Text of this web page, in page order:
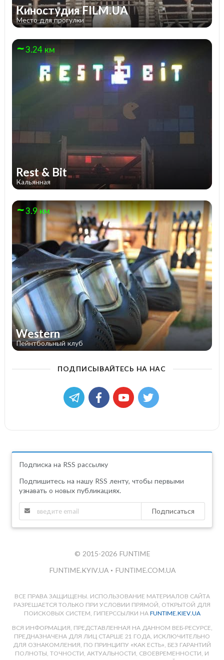
Киностудия FILM.UA
Место для прогулки
3.24 км
Rest & Bit
Кальянная
3.9 км
Western
Пейнтбольный клуб
ПОДПИСЫВАЙТЕСЬ НА НАС
Подписка на RSS рассылку
Подпишитесь на нашу RSS ленту, чтобы первыми
узнавать о новых публикациях.
Подписаться
© 2015-2026 FUNTIME
FUNTIME.KYIV.UA • FUNTIME.COM.UA
ВСЕ ПРАВА ЗАЩИЩЕНЫ. ИСПОЛЬЗОВАНИЕ МАТЕРИАЛОВ САЙТА
РАЗРЕШАЕТСЯ ТОЛЬКО ПРИ УСЛОВИИ ПРЯМОЙ, ОТКРЫТОЙ ДЛЯ
ПОИСКОВЫХ СИСТЕМ, ГИПЕРССЫЛКИ НА FUNTIME.KIEV.UA
ВСЯ ИНФОРМАЦИЯ, ПРЕДСТАВЛЕННАЯ НА ДАННОМ ВЕБ-РЕСУРСЕ,
ПРЕДНАЗНАЧЕНА ДЛЯ ЛИЦ СТАРШЕ 21 ГОДА, ИСКЛЮЧИТЕЛЬНО
ДЛЯ ОЗНАКОМЛЕНИЯ, ПО ПРИНЦИПУ «КАК ЕСТЬ», БЕЗ ГАРАНТИЙ
ПОЛНОТЫ, ТОЧНОСТИ, АКТУАЛЬНОСТИ, СВОЕВРЕМЕННОСТИ, И